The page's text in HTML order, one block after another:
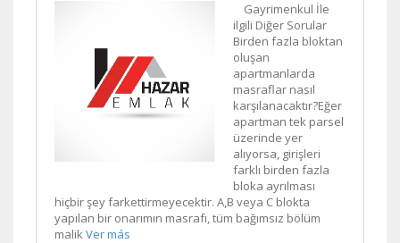
Gayrimenkul İle
ilgili Diğer Sorular
Birden fazla bloktan
oluşan
apartmanlarda
masraflar nasıl
karşılanacaktır?Eğer
apartman tek parsel
üzerinde yer
alıyorsa, girişleri
farklı birden fazla
bloka ayrılması
hiçbir şey farkettirmeyecektir. A,B veya C blokta
yapılan bir onarımın masrafı, tüm bağımsız bölüm
malikVer más